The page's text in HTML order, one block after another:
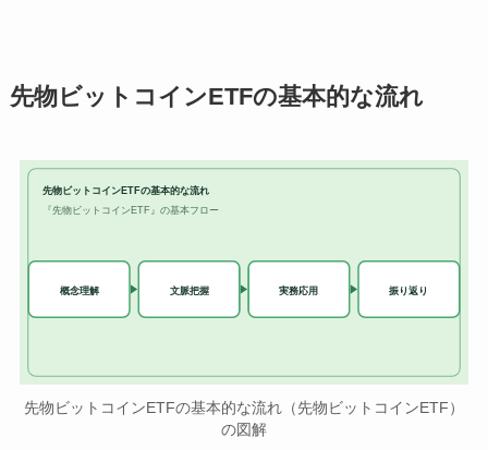
先物ビットコインETFの基本的な流れ
先物ビットコインETFの基本的な流れ
『先物ビットコインETF』の基本フロー
概念理解 文脈把握 実務応用 振り返り
先物ビットコインETFの基本的な流れ（先物ビットコインETF）
の図解